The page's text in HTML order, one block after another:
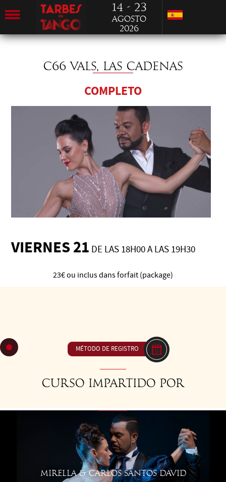
14 - 23
Agosto
2026
C66 VALS, LAS CADENAS
COMPLETO
VIERNES 21 DE LAS 18H00 A LAS 19H30
23€ ou inclus dans forfait (package)
MÉTODO DE REGISTRO
Curso impartido por
MIRELLA & CARLOS SANTOS DAVID